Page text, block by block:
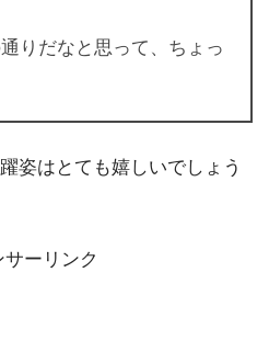
りだなと思って、ちょっ
姿はとても嬉しいでしょう
サーリンク